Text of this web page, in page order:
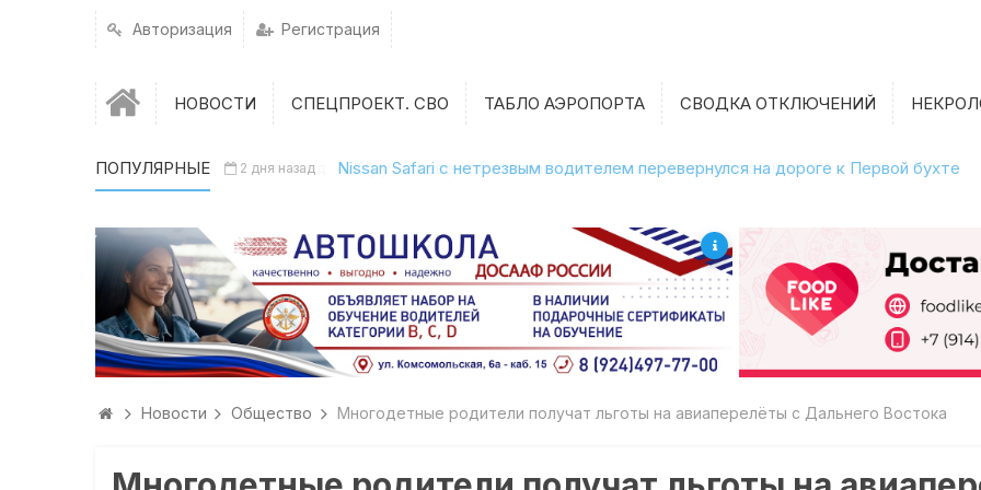
Авторизация Регистрация
НОВОСТИ СПЕЦПРОЕКТ. СВО ТАБЛО АЭРОПОРТА СВОДКА ОТКЛЮЧЕНИЙ
ПОПУЛЯРНЫЕ 2 дня назад Nissan Safari с нетрезвым водителем перевернулся на дороге к Первой бухте
Новости Общество Многодетные родители получат льготы на авиаперелёты с Дальнего Востока